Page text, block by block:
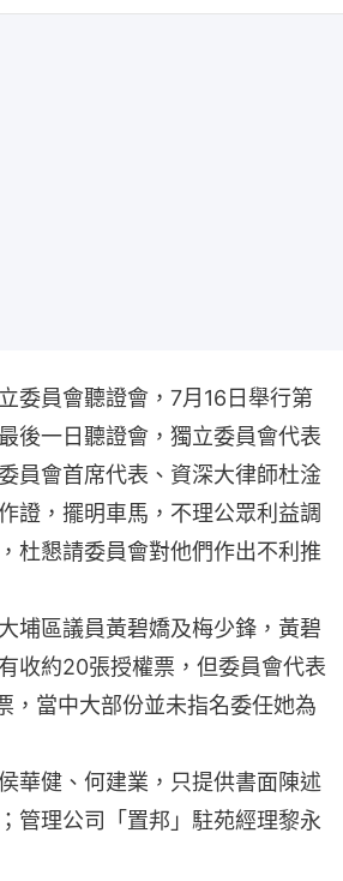
委員會聽證會，7月16日舉行第
後一日聽證會，獨立委員會代表
員會首席代表、資深大律師杜淦
證，擺明車馬，不理公眾利益調
杜懇請委員會對他們作出不利推
埔區議員黃碧嬌及梅少鋒，黃碧
收約20張授權票，但委員會代表
，當中大部份並未指名委任她為
華健、何建業，只提供書面陳述
管理公司「置邦」駐苑經理黎永